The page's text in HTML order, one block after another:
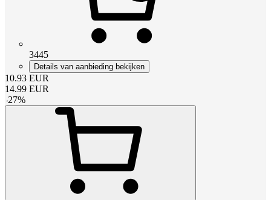
3445
Details van aanbieding bekijken
10.93 EUR
14.99 EUR
-27%